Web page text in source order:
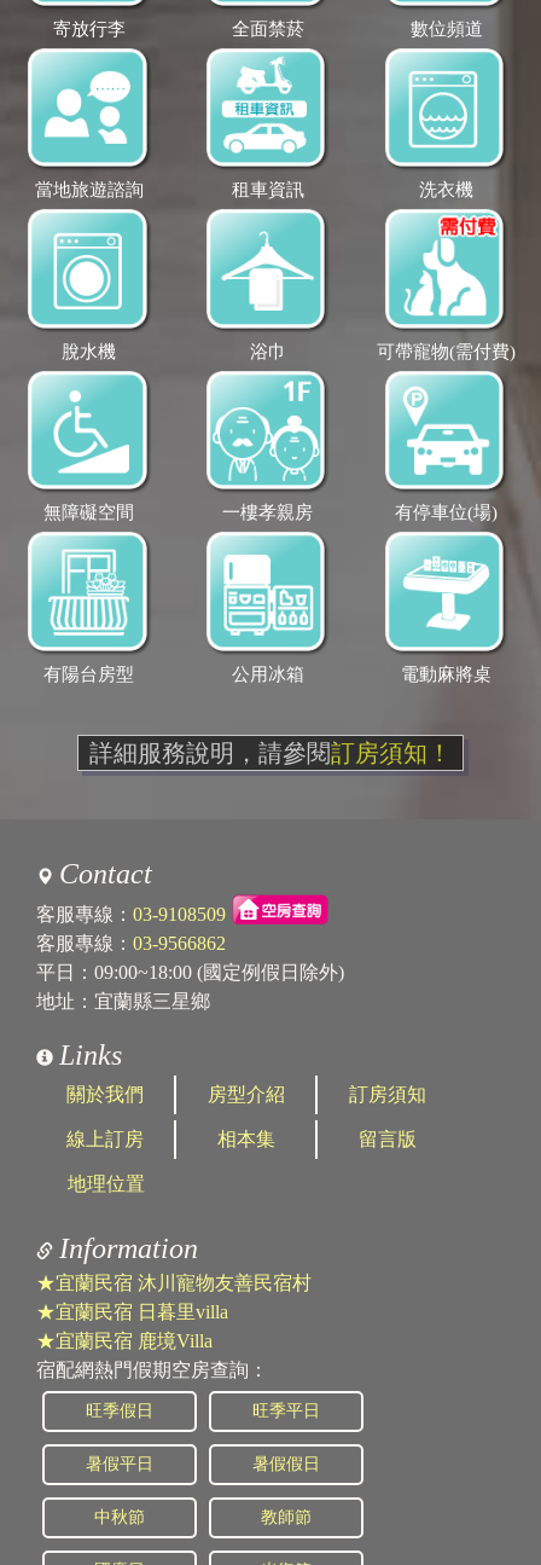
寄放行李 全面禁菸 數位頻道
當地旅遊諮詢 租車資訊 洗衣機
脫水機 浴巾 可帶寵物(需付費)
無障礙空間 一樓孝親房 有停車位(場)
有陽台房型 公用冰箱 電動麻將桌
詳細服務說明，請參閱訂房須知！
Contact
客服專線： 03-9108509
客服專線： 03-9566862
平日：09:00~18:00 (國定例假日除外)
地址：宜蘭縣三星鄉
Links
關於我們 房型介紹 訂房須知
線上訂房 相本集 留言版
地理位置
Information
★宜蘭民宿 沐川寵物友善民宿村
★宜蘭民宿 日暮里villa
★宜蘭民宿 鹿境Villa
宿配網熱門假期空房查詢：
旺季假日 旺季平日
暑假平日 暑假假日
中秋節 教師節